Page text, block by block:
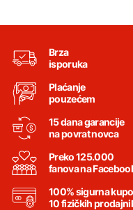
Brza
isporuka
Plaćanje
pouzećem
15 dana garancije
na povrat novca
Preko 125.000
fanova na
100% sigurna
10 fizičkih